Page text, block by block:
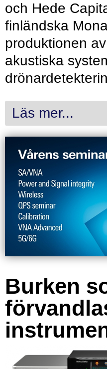
och Hede
finländska
produktionen
akustiska
Läs mer...
Burken